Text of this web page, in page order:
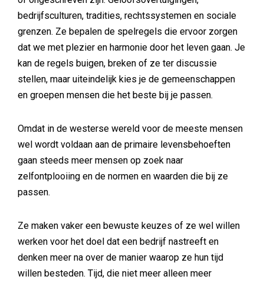
bedrijfsculturen, tradities, rechtssystemen en sociale
grenzen. Ze bepalen de spelregels die ervoor zorgen
dat we met plezier en harmonie door het leven gaan. Je
kan de regels buigen, breken of ze ter discussie
stellen, maar uiteindelijk kies je de gemeenschappen
en groepen mensen die het beste bij je passen.
Omdat in de westerse wereld voor de meeste mensen
wel wordt voldaan aan de primaire levensbehoeften
gaan steeds meer mensen op zoek naar
zelfontplooiing en de normen en waarden die bij ze
passen.
Ze maken vaker een bewuste keuzes of ze wel willen
werken voor het doel dat een bedrijf nastreeft en
denken meer na over de manier waarop ze hun tijd
willen besteden. Tijd, die niet meer alleen meer